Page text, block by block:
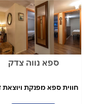
ספא נווה צדק
חווית ספא מפנקת ויוצאת